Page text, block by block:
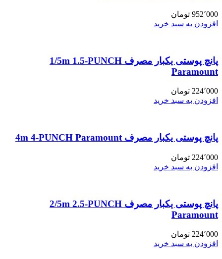
952٬000 تومان
افزودن به سبد خرید
پانچ پوستی یکبار مصرف 1/5m 1.5-PUNCH
Paramount
224٬000 تومان
افزودن به سبد خرید
پانچ پوستی یکبار مصرف 4m 4-PUNCH Paramount
224٬000 تومان
افزودن به سبد خرید
پانچ پوستی یکبار مصرف 2/5m 2.5-PUNCH
Paramount
224٬000 تومان
افزودن به سبد خرید